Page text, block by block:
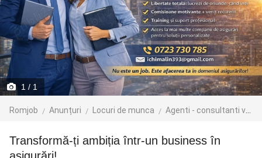
1 / 1
Romjob Anunțuri Locuri de munca Agenti - consultanti vanzari
Transformă-ți ambiția într-un business în